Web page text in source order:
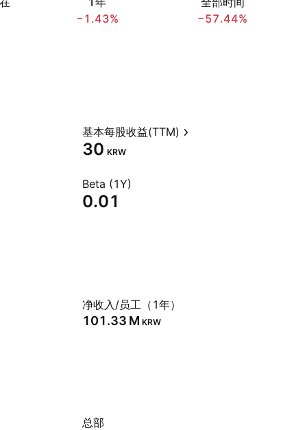
−1.43%
−57.44%
基本每股收益(TTM)
30 KRW
Beta (1Y)
0.01
净收入/员工（1年）
‪101.33 M‬ KRW
总部